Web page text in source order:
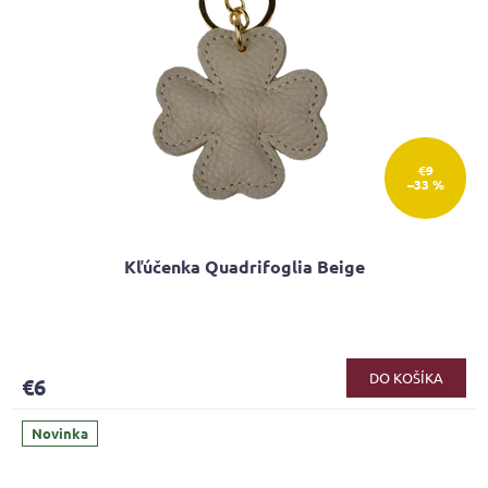
€9
–33 %
Kľúčenka Quadrifoglia Beige
€6 DO KOŠÍKA
Novinka